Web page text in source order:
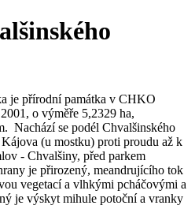
je přírodní památka v CHKO
o výměře 5,2329 ha,
Nachází se podél Chvalšinského
(u mostku) proti proudu až k
- Chvalšiny, před parkem
je přirozený, meandrujícího tok
vegetací a vlhkými pcháčovými a
je výskyt mihule potoční a vranky